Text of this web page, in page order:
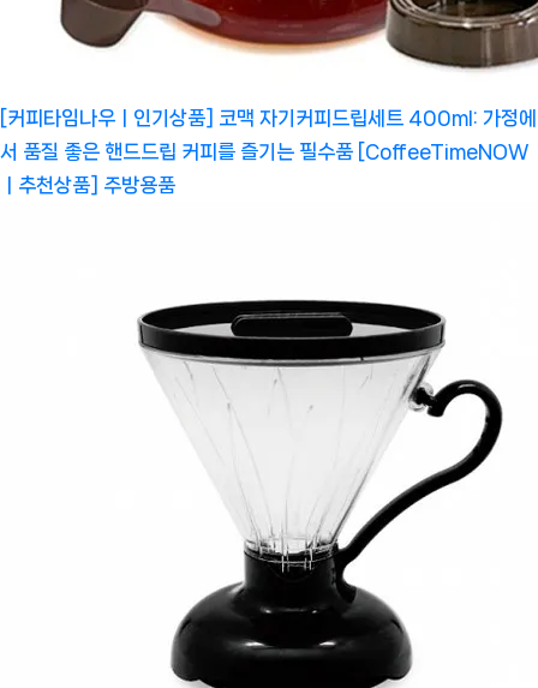
[커피타임나우ㅣ인기상품] 코맥 자기커피드립세트 400ml: 가정에
서 품질 좋은 핸드드립 커피를 즐기는 필수품 [CoffeeTimeNOW
ㅣ추천상품] 주방용품